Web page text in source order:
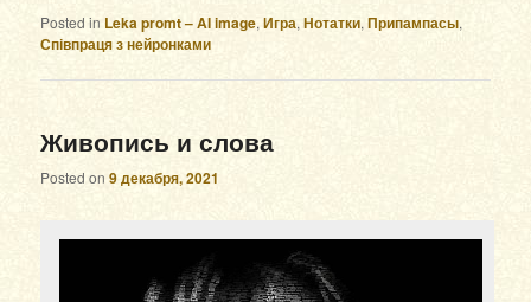
Posted in Leka promt – AI image,Игра,Нотатки,Припампасы,
Співпраця з нейронками
Живопись и слова
Posted on9 декабря, 2021